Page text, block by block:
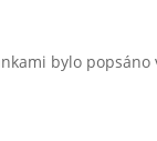
bylo